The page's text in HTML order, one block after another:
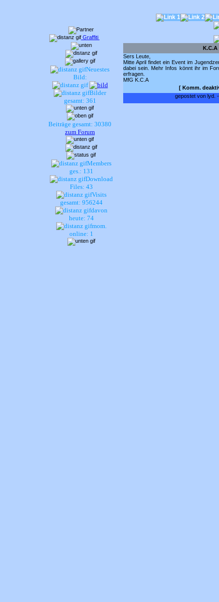
Graffiti
Neuestes
Bild:
Bilder
gesamt: 361
Beiträge gesamt: 30380
zum Forum
Members
ges.: 131
Download
Files: 43
Visits
gesamt: 956244
davon
heute: 74
mom.
online: 1
K.C.A
Sers Leute,
Mitte April findet ein Event im
dabei sein. Mehr Infos könnt ihr im
erfragen.
MfG K.C.A
[ Komm.
gepostet von lyd.